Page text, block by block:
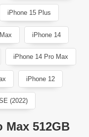
iPhone 15 Plus
iPhone 14
iPhone 14 Pro Max
iPhone 12
(2022)
Max 512GB